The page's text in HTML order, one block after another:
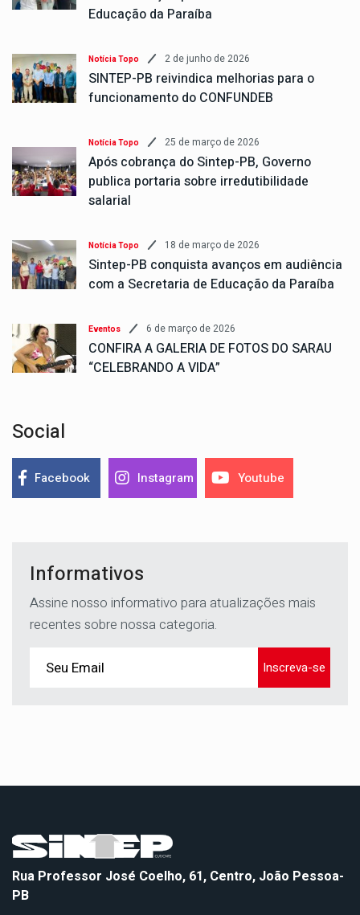
Educação da Paraíba
Notícia Topo 2 de junho de 2026
SINTEP-PB reivindica melhorias para o
funcionamento do CONFUNDEB
Notícia Topo 25 de março de 2026
Após cobrança do Sintep-PB, Governo
publica portaria sobre irredutibilidade
salarial
Notícia Topo 18 de março de 2026
Sintep-PB conquista avanços em audiência
com a Secretaria de Educação da Paraíba
Eventos 6 de março de 2026
CONFIRA A GALERIA DE FOTOS DO SARAU
“CELEBRANDO A VIDA”
Social
Facebook Instagram Youtube
Informativos
Assine nosso informativo para atualizações mais
recentes sobre nossa categoria.
Inscreva-se
Rua Professor José Coelho, 61, Centro, João Pessoa-
PB